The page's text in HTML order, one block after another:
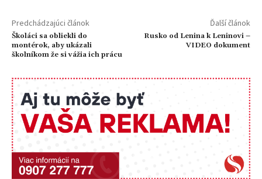
Predchádzajúci článok
Školáci sa obliekli do
montérok, aby ukázali
školníkom že si vážia ich prácu
Ďalší článok
Rusko od Lenina k Leninovi –
VIDEO dokument